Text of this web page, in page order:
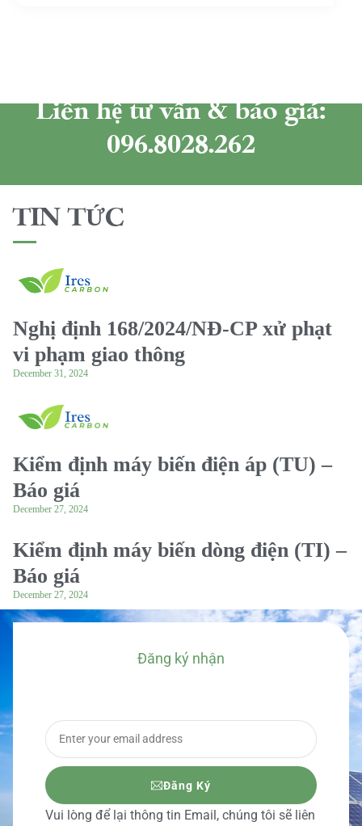
Liên hệ tư vấn & báo giá:
096.8028.262
TIN TỨC
Nghị định 168/2024/NĐ-CP xử phạt
vi phạm giao thông
December 31, 2024
Kiểm định máy biến điện áp (TU) –
Báo giá
December 27, 2024
Kiểm định máy biến dòng điện (TI) –
Báo giá
December 27, 2024
Đăng ký nhận
Đăng Ký
Vui lòng để lại thông tin Email, chúng tôi sẽ liên